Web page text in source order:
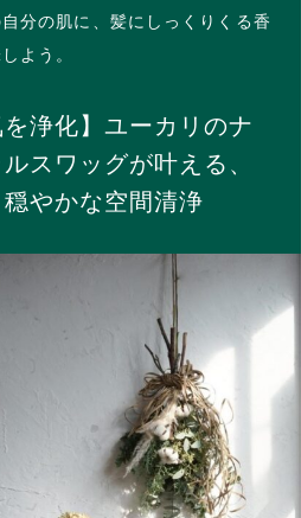
分の肌に、髪にしっくりくる香
よう。
を浄化】ユーカリのナ
スワッグが叶える、
やかな空間清浄